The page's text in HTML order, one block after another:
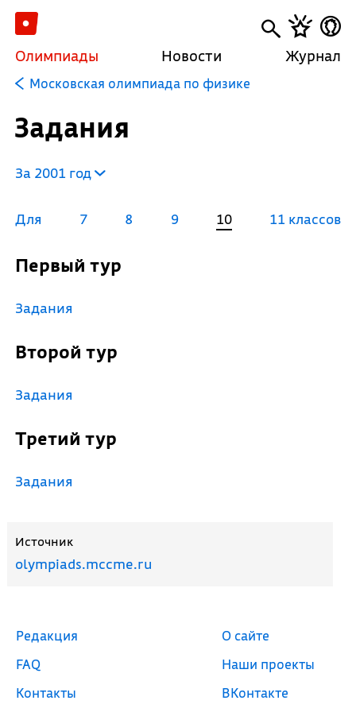
Олимпиады Новости Журнал
Московская олимпиада по физике
Задания
За 2001 год
Для 7 8 9 10 11 классов
Первый тур
Задания
Второй тур
Задания
Третий тур
Задания
Источник
olympiads.mccme.ru
Редакция
FAQ
Контакты
О сайте
Наши проекты
ВКонтакте